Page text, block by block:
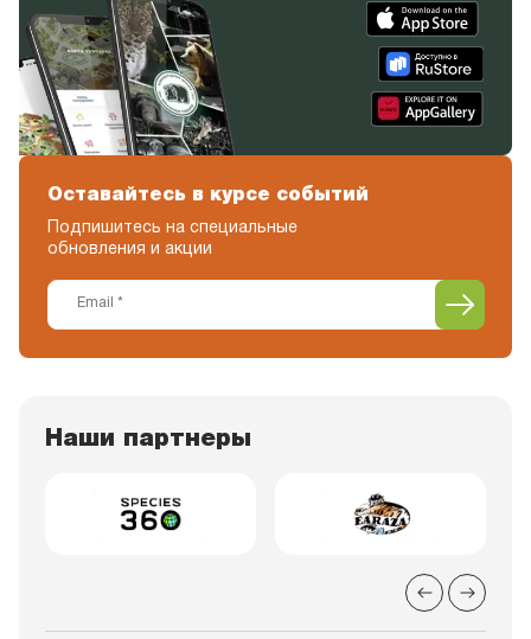
Оставайтесь в курсе событий
Подпишитесь на специальные
обновления и акции
Наши партнеры